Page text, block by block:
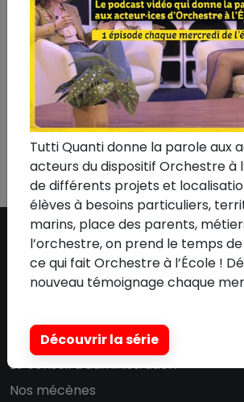
* Le programme peut être amené
En savoir + &
Playlist Dianoura!
ASSOCIATION
L'équipe
Le conseil d'administration
Nos mécènes
Tutti Quanti donne la parole aux
acteurs du dispositif Orchestre à
de différents projets et
élèves à besoins particuliers,
marins, place des parents,
l’orchestre, on prend le temps
ce qui fait Orchestre à l’École !
nouveau témoignage chaque
Découvrir la série